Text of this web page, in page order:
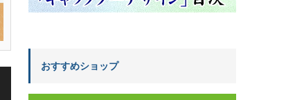
おすすめショップ